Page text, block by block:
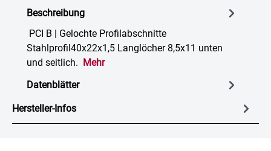
Beschreibung
PCI B | Gelochte Profilabschnitte
Stahlprofil40x22x1,5 Langlöcher 8,5x11 unten
und seitlich. Mehr
Datenblätter
Hersteller-Infos